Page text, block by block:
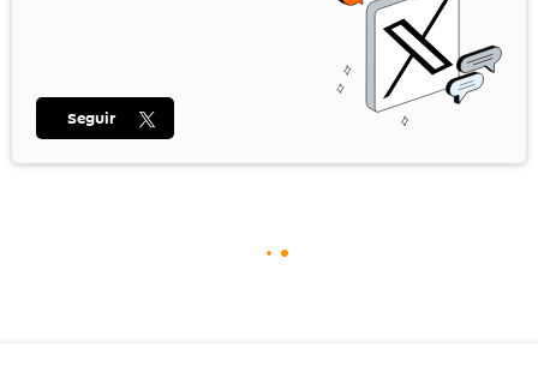
Seguir